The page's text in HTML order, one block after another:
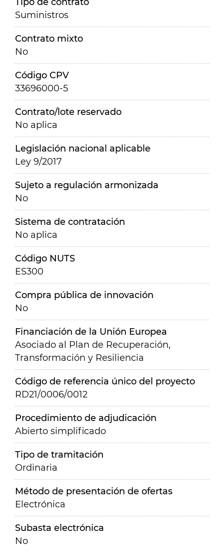
Suministros
Contrato mixto
No
Código CPV
33696000-5
Contrato/lote reservado
No aplica
Legislación nacional aplicable
Ley 9/2017
Sujeto a regulación armonizada
No
Sistema de contratación
No aplica
Código NUTS
ES300
Compra pública de innovación
No
Financiación de la Unión Europea
Asociado al Plan de Recuperación,
Transformación y Resiliencia
Código de referencia único del proyecto
RD21/0006/0012
Procedimiento de adjudicación
Abierto simplificado
Tipo de tramitación
Ordinaria
Método de presentación de ofertas
Electrónica
Subasta electrónica
No